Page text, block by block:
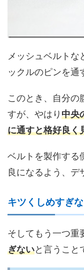
メッシュベルト
ックルのピンを通
このとき、自分の
すが、やはり中央
に通すと格好良く
ベルトを製作する
良になるよう、デ
キツくしめすぎ
そしてもう一つ重
ぎないと言うこと